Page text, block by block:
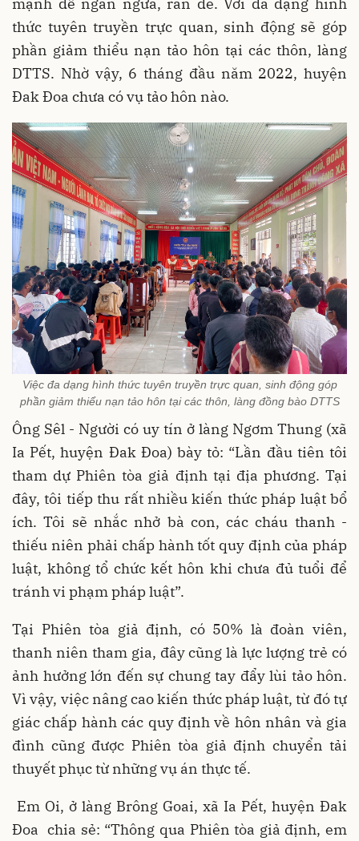
thức tuyên truyền trực quan, sinh động sẽ góp
phần giảm thiểu nạn tảo hôn tại các thôn, làng
DTTS. Nhờ vậy, 6 tháng đầu năm 2022, huyện
Đak Đoa chưa có vụ tảo hôn nào.
Việc đa dạng hình thức tuyên truyền trực quan, sinh động góp
phần giảm thiểu nạn tảo hôn tại các thôn, làng đồng bào DTTS
Ông Sêl - Người có uy tín ở làng Ngơm Thung (xã
Ia Pết, huyện Đak Đoa) bày tỏ: “Lần đầu tiên tôi
tham dự Phiên tòa giả định tại địa phương. Tại
đây, tôi tiếp thu rất nhiều kiến thức pháp luật bổ
ích. Tôi sẽ nhắc nhở bà con, các cháu thanh -
thiếu niên phải chấp hành tốt quy định của pháp
luật, không tổ chức kết hôn khi chưa đủ tuổi để
tránh vi phạm pháp luật”.
Tại Phiên tòa giả định, có 50% là đoàn viên,
thanh niên tham gia, đây cũng là lực lượng trẻ có
ảnh hưởng lớn đến sự chung tay đẩy lùi tảo hôn.
Vì vậy, việc nâng cao kiến thức pháp luật, từ đó tự
giác chấp hành các quy định về hôn nhân và gia
đình cũng được Phiên tòa giả định chuyển tải
thuyết phục từ những vụ án thực tế.
Em Oi, ở làng Brông Goai, xã Ia Pết, huyện Đak
Đoa chia sẻ: “Thông qua Phiên tòa giả định, em